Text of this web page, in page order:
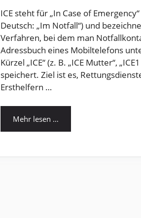
ICE steht für „In Case of Emergency“
Deutsch: „Im Notfall“) und
Verfahren, bei dem man
Adressbuch eines Mobiltelefons
Kürzel „ICE“ (z. B. „ICE Mutter“,
speichert. Ziel ist es,
Ersthelfern …
Mehr lesen …